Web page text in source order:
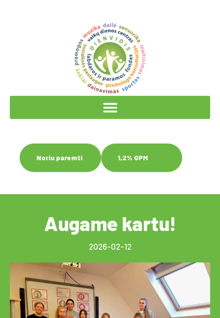
Noriu paremti 1,2% GPM
Augame kartu!
2026-02-12